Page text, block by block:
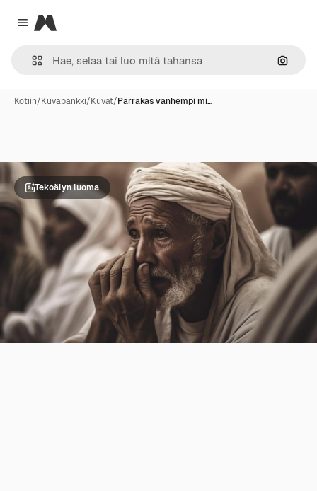
Close menu
Magnific
Hae
Kotiin/Kuvapankki/Kuvat/Parrakas vanhempi mi…
Tekoälyn luoma